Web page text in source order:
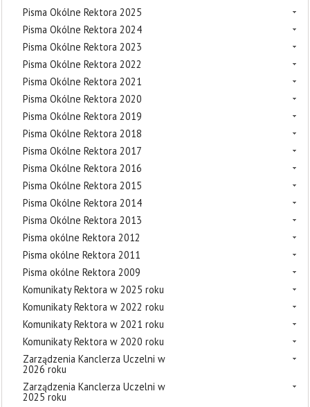
Pisma Okólne Rektora 2025
Pisma Okólne Rektora 2024
Pisma Okólne Rektora 2023
Pisma Okólne Rektora 2022
Pisma Okólne Rektora 2021
Pisma Okólne Rektora 2020
Pisma Okólne Rektora 2019
Pisma Okólne Rektora 2018
Pisma Okólne Rektora 2017
Pisma Okólne Rektora 2016
Pisma Okólne Rektora 2015
Pisma Okólne Rektora 2014
Pisma Okólne Rektora 2013
Pisma okólne Rektora 2012
Pisma okólne Rektora 2011
Pisma okólne Rektora 2009
Komunikaty Rektora w 2025 roku
Komunikaty Rektora w 2022 roku
Komunikaty Rektora w 2021 roku
Komunikaty Rektora w 2020 roku
Zarządzenia Kanclerza Uczelni w
2026 roku
Zarządzenia Kanclerza Uczelni w
2025 roku